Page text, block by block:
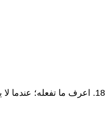
18. اعرف ما تفعله؛ عندما لا يكون هناك ما يمكن فعله.